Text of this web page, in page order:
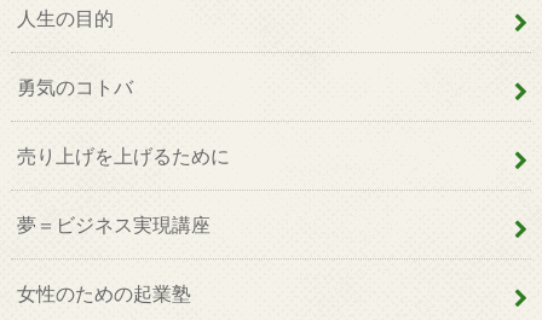
人生の目的
勇気のコトバ
売り上げを上げるために
夢＝ビジネス実現講座
女性のための起業塾